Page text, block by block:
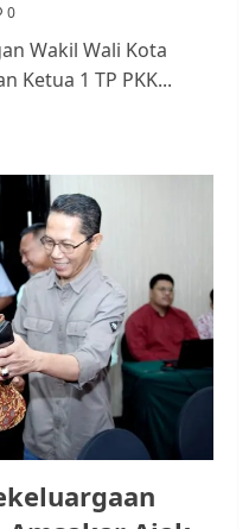
0
Wakil Wali Kota
Ketua 1 TP PKK...